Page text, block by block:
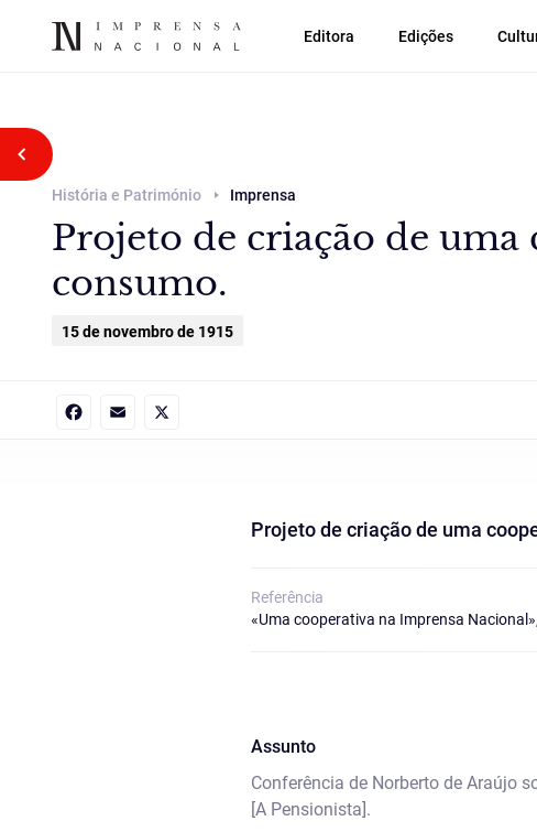
Editora Edições
Voltar atrás
História e Património Imprensa
Projeto de criação de
consumo.
15 de novembro de 1915
Projeto de criação de uma
Referência
«Uma cooperativa na Imprensa Nacional»,
Assunto
Conferência de Norberto de Araújo
[A Pensionista].